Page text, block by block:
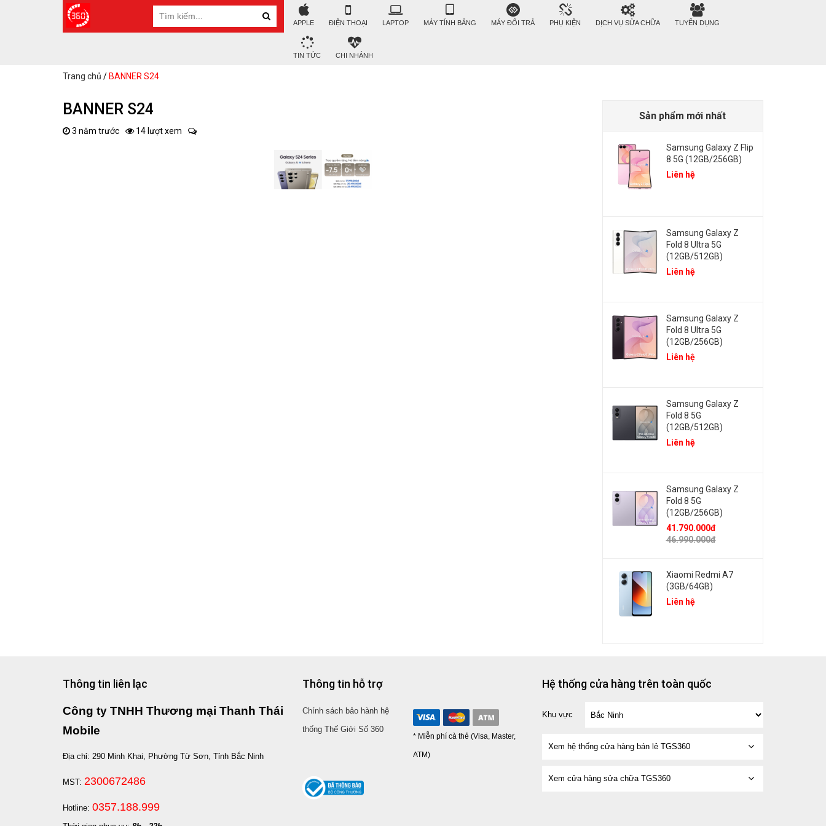
APPLE ĐIỆN THOẠI LAPTOP MÁY TÍNH BẢNG MÁY ĐỔI TRẢ PHỤ KIỆN DỊCH VỤ SỬA CHỮA TUYỂN DỤNG
TIN TỨC CHI NHÁNH
Trang chủ / BANNER S24
BANNER S24
3 năm trước 14 lượt xem
Sản phẩm mới nhất
Samsung Galaxy Z Flip
8 5G (12GB/256GB)
Liên hệ
Samsung Galaxy Z
Fold 8 Ultra 5G
(12GB/512GB)
Liên hệ
Samsung Galaxy Z
Fold 8 Ultra 5G
(12GB/256GB)
Liên hệ
Samsung Galaxy Z
Fold 8 5G
(12GB/512GB)
Liên hệ
Samsung Galaxy Z
Fold 8 5G
(12GB/256GB)
41.790.000đ
46.990.000đ
Xiaomi Redmi A7
(3GB/64GB)
Liên hệ
Thông tin liên lạc
Công ty TNHH Thương mại Thanh Thái
Mobile
Địa chỉ: 290 Minh Khai, Phường Từ Sơn, Tỉnh Bắc Ninh
MST: 2300672486
Hotline: 0357.188.999
Thông tin hỗ trợ
Chính sách bảo hành hệ
thống Thế Giới Số 360
* Miễn phí cà thẻ (Visa, Master,
ATM)
Hệ thống cửa hàng trên toàn quốc
Khu vực
Xem hệ thống cửa hàng bán lẻ TGS360
Xem cửa hàng sửa chữa TGS360